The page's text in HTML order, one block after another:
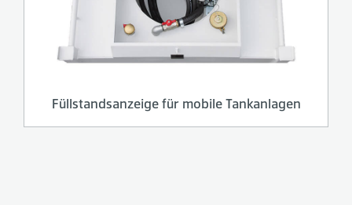
Füllstandsanzeige für mobile Tankanlagen